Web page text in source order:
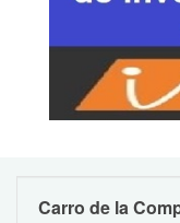
Carro de la